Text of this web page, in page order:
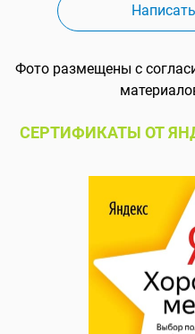
Фото размещены с
СЕРТИФИКАТЫ ОТ